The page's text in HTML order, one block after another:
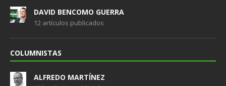
DAVID BENCOMO GUERRA
12 artículos publicados
COLUMNISTAS
ALFREDO MARTÍNEZ